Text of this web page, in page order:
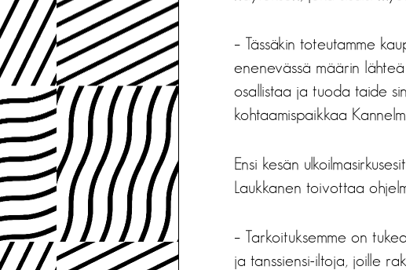
– Tässäkin toteutamme
enenevässä määrin
osallistaa ja tuoda taide
kohtaamispaikkaa
Ensi kesän
Laukkanen toivottaa
– Tarkoituksemme on
ja tanssiensi-iltoja, joille